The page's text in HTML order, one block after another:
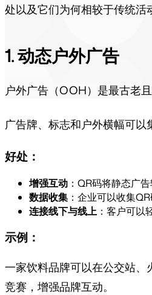
处以及它们为何相较于传统活
1. 动态户外广告
户外广告（OOH）是最古老
广告牌、标志和户外横幅可
好处：
增强互动 ：QR码将静态广
数据收集 ：企业可以收集
连接线下与线上 ：客户可以
示例：
一家饮料品牌可以在公交站
竞赛，增强品牌互动。